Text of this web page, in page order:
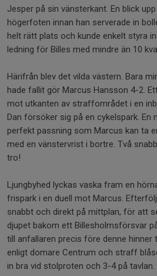
Jesper på sin vänsterkant. En blick
högerfoten innan han serverade in
helt rätt plats och kunde enkelt styra
ledning för Billes med mindre än 10
Härifrån blev det vilda västern. Bara
hade fallit gör Marcus Hansson 4-2.
mot utkanten av straffområdet i en
Dan försöker sig på en cykelspark. En
perfekt passning som Marcus kan ta
med en vänstervrist i bortre. Två
tro!
Ljungbyhed lyckas vaska fram en
frispark i en duell mot Marcus.
snabbt och direkt på mittplan, för att
djupet bakom ett Billesholmsförsvar
till anfallaren precis före denne hinner
enligt domare Centrum och straff
in bra vid stolproten och 3-4 på